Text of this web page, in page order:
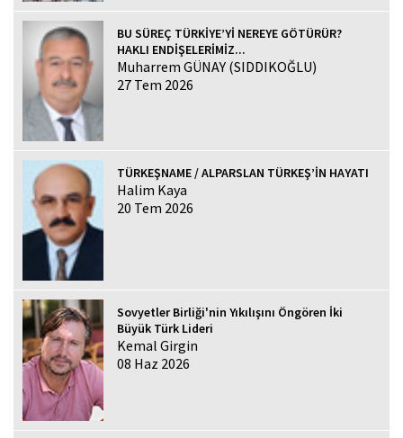
BU SÜREÇ TÜRKİYE’Yİ NEREYE GÖTÜRÜR?
HAKLI ENDİŞELERİMİZ...
Muharrem GÜNAY (SIDDIKOĞLU)
27 Tem 2026
TÜRKEŞNAME / ALPARSLAN TÜRKEŞ’İN HAYATI
Halim Kaya
20 Tem 2026
Sovyetler Birliği'nin Yıkılışını Öngören İki
Büyük Türk Lideri
Kemal Girgin
08 Haz 2026